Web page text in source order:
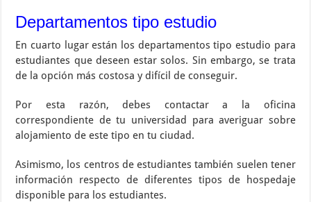
Departamentos tipo estudio
En cuarto lugar están los departamentos tipo estudio para
estudiantes que deseen estar solos. Sin embargo, se trata
de la opción más costosa y difícil de conseguir.
Por esta razón, debes contactar a la oficina
correspondiente de tu universidad para averiguar sobre
alojamiento de este tipo en tu ciudad.
Asimismo, los centros de estudiantes también suelen tener
información respecto de diferentes tipos de hospedaje
disponible para los estudiantes.